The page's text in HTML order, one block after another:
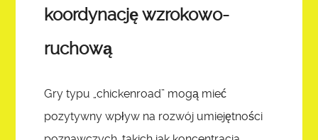
koordynację wzrokowo-
ruchową
Gry typu „chickenroad” mogą mieć
pozytywny wpływ na rozwój umiejętności